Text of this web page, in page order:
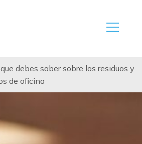
debes saber sobre los residuos y
de oficina